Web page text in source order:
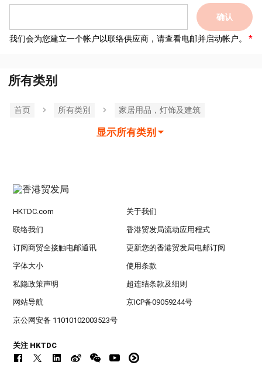
确认
我们会为您建立一个帐户以联络供应商，请查看电邮并启动帐户。
所有类别
首页 所有类別 家居用品，灯饰及建筑
显示所有类别
HKTDC.com 关于我们
联络我们 香港贸发局流动应用程式
订阅商贸全接触电邮通讯 更新您的香港贸发局电邮订阅
字体大小 使用条款
私隐政策声明 超连结条款及细则
网站导航 京ICP备09059244号
京公网安备 11010102003523号
关注 HKTDC